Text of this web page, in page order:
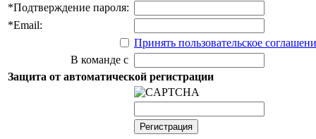
*Подтверждение пароля:
*Email:
Принять пользовательское
В команде с
Защита от автоматической регистрации